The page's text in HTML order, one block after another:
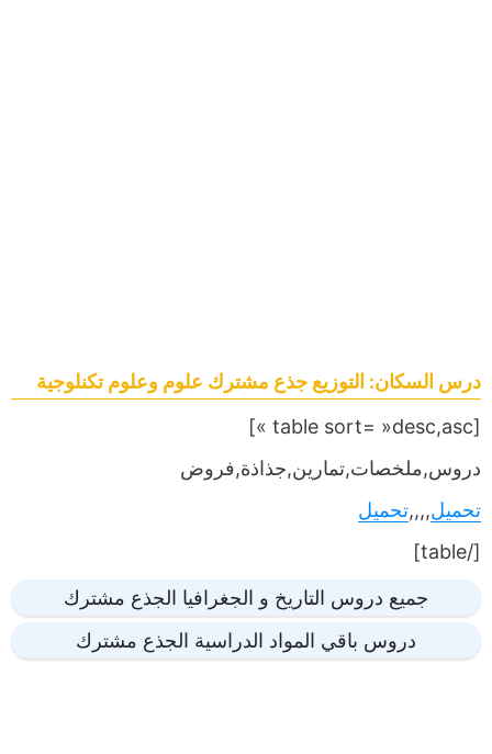
درس السكان: التوزيع جذع مشترك علوم وعلوم تكنلوجية
[table sort= »desc,asc »]
دروس,ملخصات,تمارين,جذاذة,فروض
تحميل,,,,تحميل
[/table]
جميع دروس التاريخ و الجغرافيا الجذع مشترك
دروس باقي المواد الدراسية الجذع مشترك